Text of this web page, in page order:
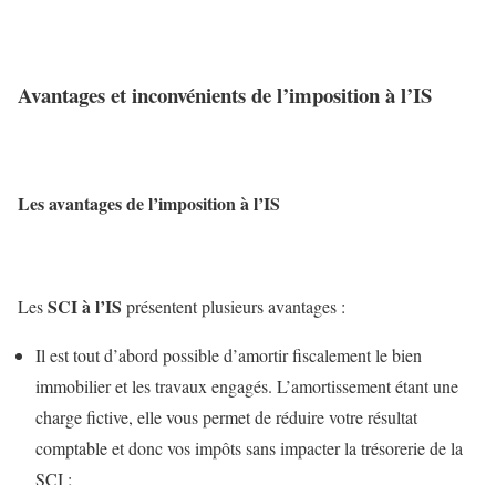
Avantages et inconvénients de l’imposition à l’IS
Les avantages de l’imposition à l’IS
LesSCI à l’IS présentent plusieurs avantages :
Il est tout d’abord possible d’amortir fiscalement le bien
immobilier et les travaux engagés. L’amortissement étant une
charge fictive, elle vous permet de réduire votre résultat
comptable et donc vos impôts sans impacter la trésorerie de la
SCI ;